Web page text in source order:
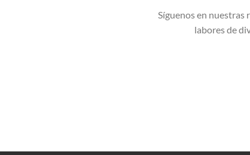
Síguenos en nuestras
labores de